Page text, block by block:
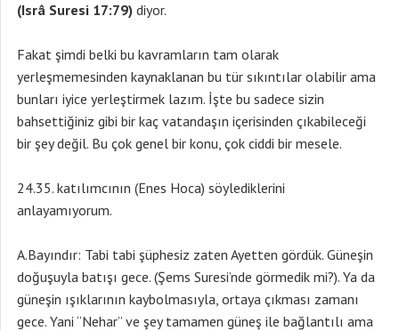
(Isrâ Suresi 17:79) diyor.
Fakat şimdi belki bu kavramların tam olarak
yerleşmemesinden kaynaklanan bu tür sıkıntılar olabilir ama
bunları iyice yerleştirmek lazım. İşte bu sadece sizin
bahsettiğiniz gibi bir kaç vatandaşın içerisinden çıkabileceği
bir şey değil. Bu çok genel bir konu, çok ciddi bir mesele.
24.35. katılımcının (Enes Hoca) söylediklerini
anlayamıyorum.
A.Bayındır: Tabi tabi şüphesiz zaten Ayetten gördük. Güneşin
doğuşuyla batışı gece. (Şems Suresi’nde görmedik mi?). Ya da
güneşin ışıklarının kaybolmasıyla, ortaya çıkması zamanı
gece. Yani “Nehar” ve şey tamamen güneş ile bağlantılı ama